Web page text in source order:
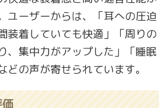
ユーザーからは、「耳への圧迫
装着していても快適」「周りの
、集中力がアップした」「睡眠
どの声が寄せられています。